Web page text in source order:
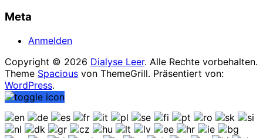
Meta
Anmelden
Copyright © 2026 Dialyse Leer. Alle Rechte vorbehalten.
Theme Spacious von ThemeGrill. Präsentiert von:
WordPress.